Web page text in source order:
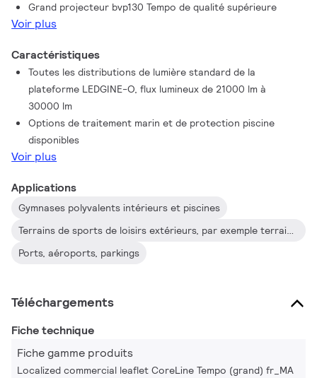
solution idéale pour l'éclairage des espaces extérieurs,
notamment des zones industrielles/commerciales, des parkings,
Grand projecteur bvp130 Tempo de qualité supérieure
Voir plus
Caractéristiques
Toutes les distributions de lumière standard de la
plateforme LEDGINE-O, flux lumineux de 21000 lm à
30000 lm
Options de traitement marin et de protection piscine
disponibles
Voir plus
Applications
Gymnases polyvalents intérieurs et piscines
Terrains de sports de loisirs extérieurs, par exemple terrains de basket, etc.
Ports, aéroports, parkings
Téléchargements
Fiche technique
Fiche gamme produits
Localized commercial leaflet CoreLine Tempo (grand) fr_MA